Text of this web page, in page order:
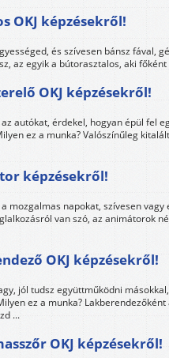
OKJ képzésekről!
és szívesen bánsz fával,
az egyik a bútorasztalos, aki
OKJ képzésekről!
autókat, érdekel, hogyan épül fel
ez a munka? Valószínűleg
képzésekről!
mozgalmas napokat, szívesen
van szó, az animátorok
OKJ képzésekről!
jól tudsz együttműködni
ez a munka?
...
OKJ képzésekről!